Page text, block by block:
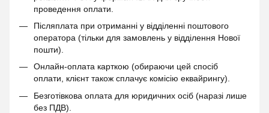
проведення оплати.
Післяплата при отриманні у відділенні поштового
оператора (тільки для замовлень у відділення Нової
пошти).
Онлайн-оплата карткою (обираючи цей спосіб
оплати, клієнт також сплачує комісію еквайрингу).
Безготівкова оплата для юридичних осіб (наразі лише
без ПДВ).